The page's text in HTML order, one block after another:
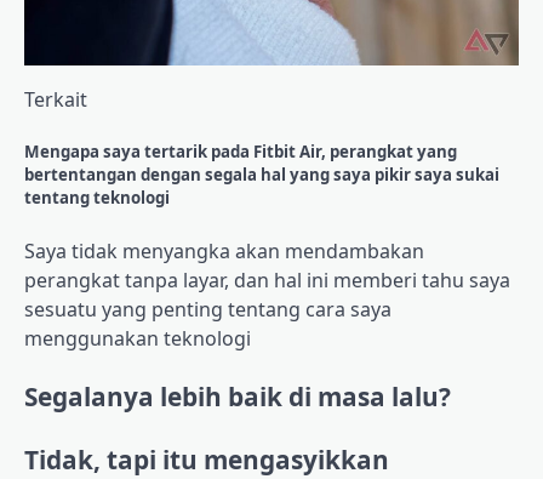
Terkait
Mengapa saya tertarik pada Fitbit Air, perangkat yang
bertentangan dengan segala hal yang saya pikir saya sukai
tentang teknologi
Saya tidak menyangka akan mendambakan
perangkat tanpa layar, dan hal ini memberi tahu saya
sesuatu yang penting tentang cara saya
menggunakan teknologi
Segalanya lebih baik di masa lalu?
Tidak, tapi itu mengasyikkan